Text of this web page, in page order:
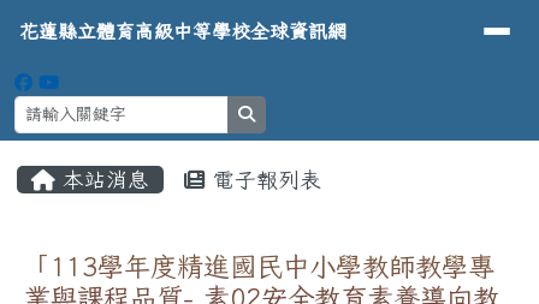
花蓮縣立體育高級中等學校全球資
導覽列
花蓮縣立體育高級中等學校全球資訊網
本站消息 電子報列表
「113學年度精進國民中小學教師教學專
業與課程品質- 素02安全教育素養導向教